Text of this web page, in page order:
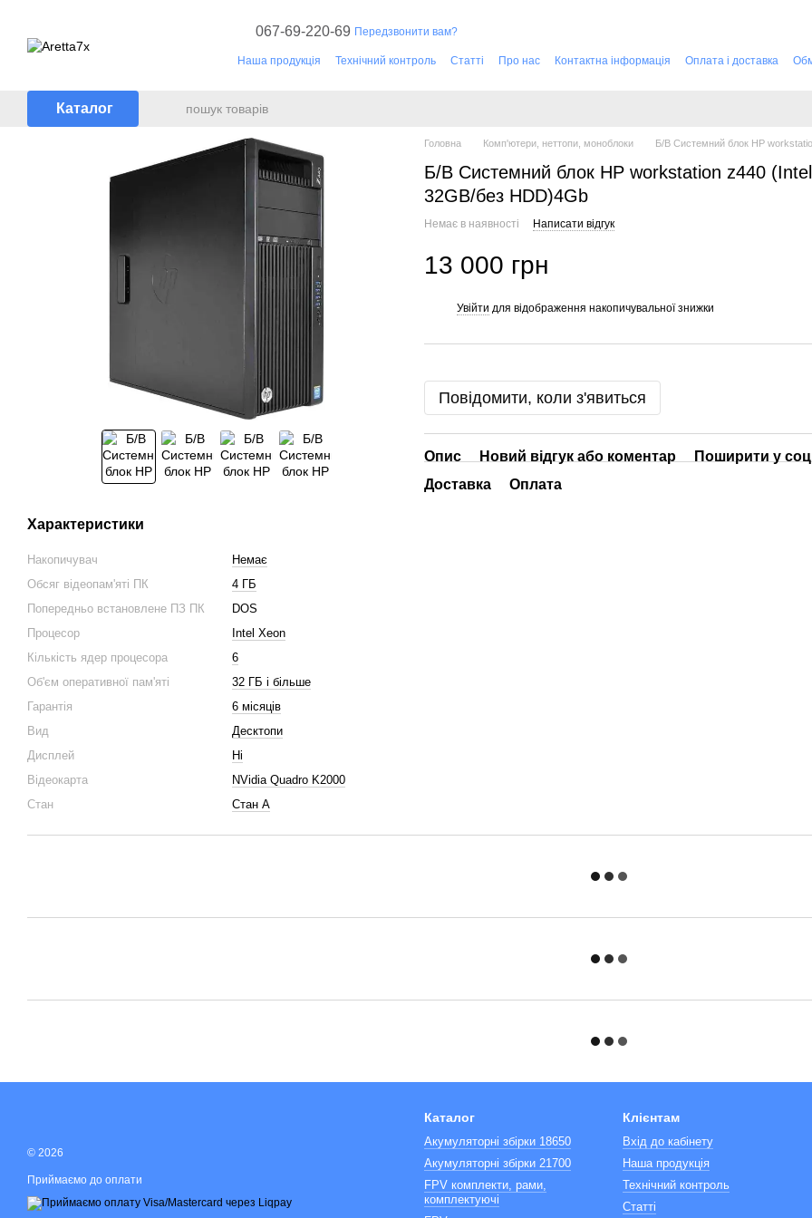
067-69-220-69 Передзвонити вам?
Наша продукція Технічний контроль Статті Про нас Контактна інформація Оплата і доставка
Каталог
Характеристики
Накопичувач
Немає
Обсяг відеопам'яті ПК
4 ГБ
Попередньо встановлене ПЗ ПК
DOS
Процесор
Intel Xeon
Кількість ядер процесора
6
Об'єм оперативної пам'яті
32 ГБ і більше
Гарантія
6 місяців
Вид
Десктопи
Дисплей
Ні
Відеокарта
NVidia Quadro K2000
Стан
Стан A
Головна Комп'ютери, неттопи, моноблоки Б/В Системний блок HP
Б/В Системний блок HP workstation z440
32GB/без HDD)4Gb
Немає в наявності Написати відгук
13 000 грн
Увійти для відображення накопичувальної знижки
Повідомити, коли з'явиться
Опис Новий відгук або коментар
Поширити у
Доставка
Оплата
© 2026
Приймаємо до оплати
Каталог
Акумуляторні збірки 18650
Акумуляторні збірки 21700
FPV комплекти, рами,
комплектуючі
Клієнтам
Вхід до кабінету
Наша продукція
Технічний контроль
Статті